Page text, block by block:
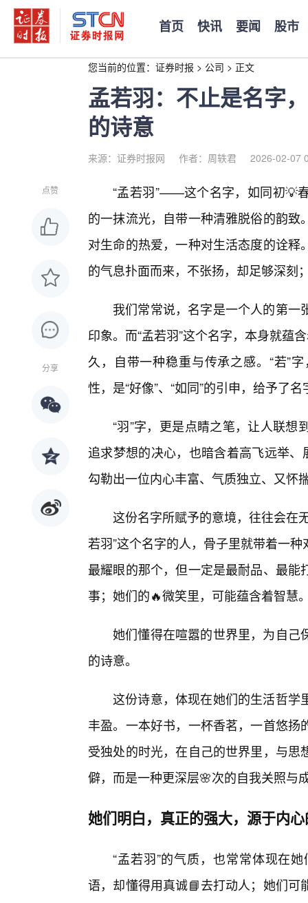
首页 快讯 要闻 股市
您当前的位置： 证券时报 > 公司 > 正文
孟若羽：不止是名字
的诗意
来源：证券时报网 作者：周轶君 2026-02-07
点赞
分享
“孟若羽”——这个名字，如同初💡
的一抹流光，自带一种清雅脱俗的韵
对生命的热爱，一种对生活态度的诠
的气息扑面而来，不张扬，却足够深刻
我们常常说，名字是一个人的第
印象。而“孟若羽”这个名字，本身就蕴
久，自带一种稳重与传承之感。“若”
性，是“好像”、“如同”的引申，给予了
“羽”字，更是点睛之笔，让人联
追求梦想的决心，也暗含着高飞远举
勾勒出一位内心丰富、气质独立、又怀
这份名字所赋予的意境，往往会在
若羽”这个名字的人，骨子里就带着一
最耀眼的那个，但一定是最耐品、最
事；她们的🔥微笑里，可能蕴含着智慧
她们懂得在喧嚣的世界里，为自己
的诗意。
这份诗意，体现在她们的生活哲学
丰盈。一本好书，一杯香茗，一首悠
受独处的时光，在自己的世界里，与
僻，而是一种更深层🌸次的自我关照与
她们明白，真正的强大，源于内
“孟若羽”的气质，也常常体现在
语，却懂得用真诚📘去打动人；她们